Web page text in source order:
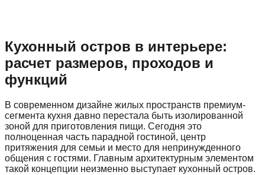
Кухонный остров в интерьере:
расчет размеров, проходов и
функций
В современном дизайне жилых пространств премиум-
сегмента кухня давно перестала быть изолированной
зоной для приготовления пищи. Сегодня это
полноценная часть парадной гостиной, центр
притяжения для семьи и место для непринужденного
общения с гостями. Главным архитектурным элементом
такой концепции неизменно выступает кухонный остров.